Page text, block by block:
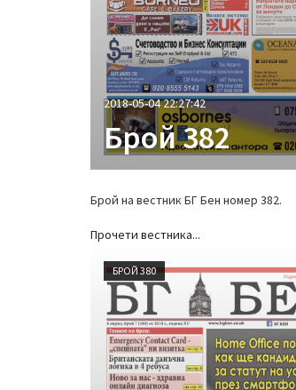
2018-05-04 22:27:42
Брой 382
Брой на вестник БГ Бен номер 382.
Прочети вестника...
БРОЙ 380